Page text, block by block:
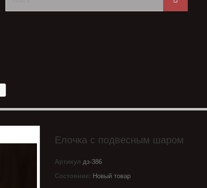
Елочка с подвесным шаром
Артикул дз-386
Состояние: Новый товар